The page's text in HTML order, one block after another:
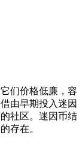
们价格低廉，容
由早期投入迷因
社区。迷因币结
存在。